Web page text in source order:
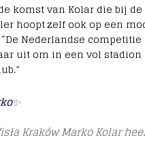
komst van Kolar die bij
hoopt zelf ook op een
Nederlandse
uit om in een vol
✨
Kraków Marko Kolar